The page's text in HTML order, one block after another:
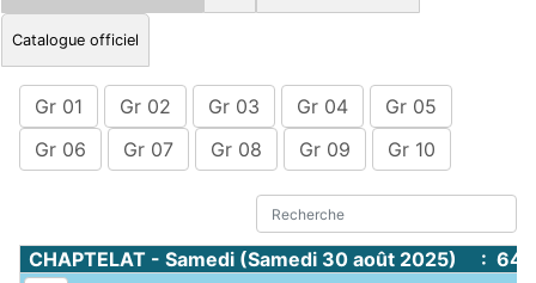
Catalogue officiel
Gr 01 Gr 02 Gr 03 Gr 04
Gr 05
Gr 06
Gr 07 Gr 08 Gr 09 Gr 10
CHAPTELAT - Samedi (Samedi 30 août 2025) :